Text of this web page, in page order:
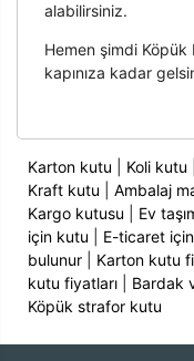
alabilirsiniz.
Hemen şimdi Köpük
kapınıza kadar
Karton kutu Koli kutu
Kraft kutu
Ambalaj
Kargo kutusu
Ev
için kutu
E-ticaret
bulunur| Karton kutu
kutu fiyatları| Bardak
Köpük strafor kutu